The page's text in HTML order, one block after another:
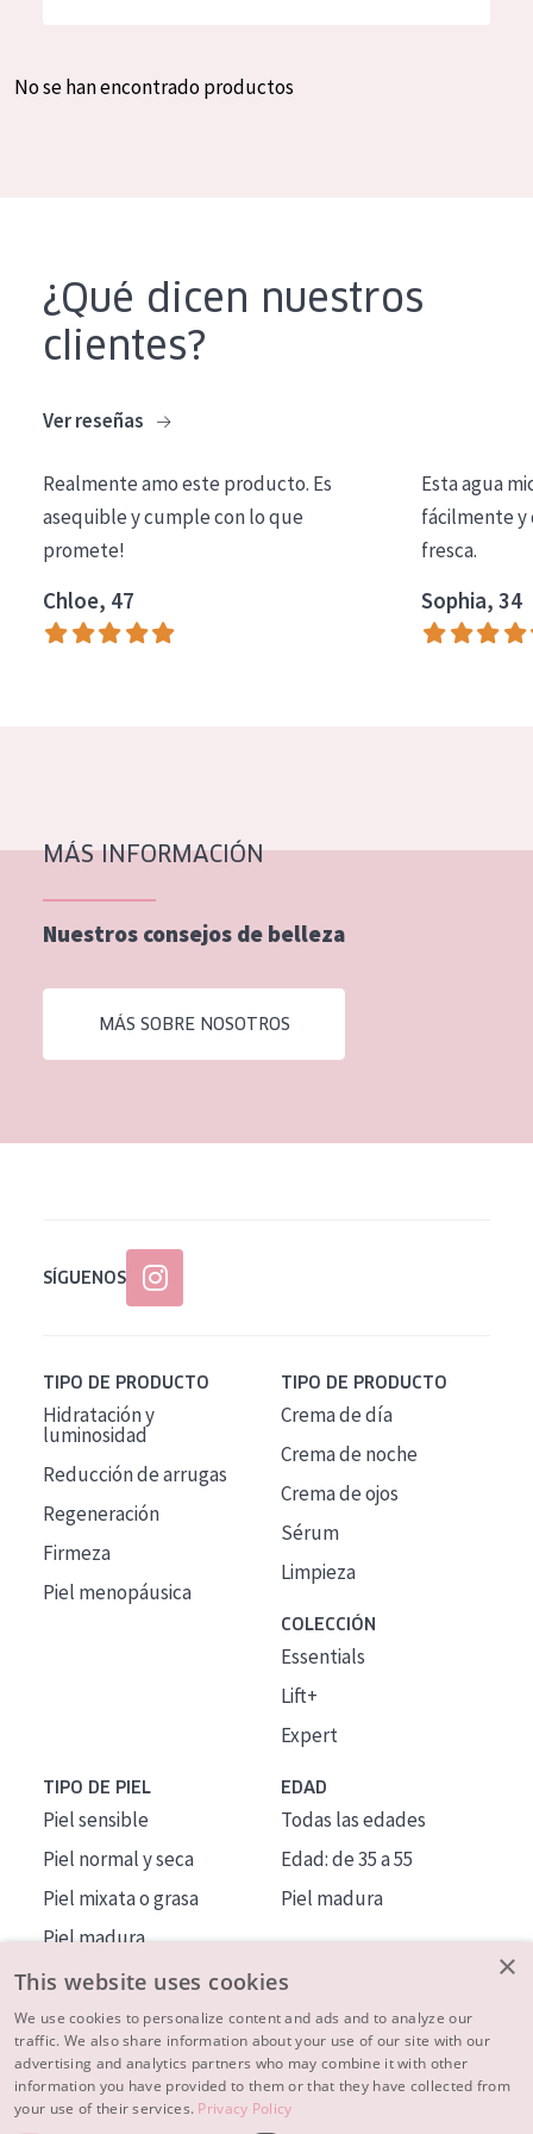
Crema de día
Crema de noche
Limpieza
COLECCIÓN
Essentials
Lift+
Piel normal y seca
Piel mixata o grasa
Piel madura
Piel expuesta al sol
Piel menopáusica
Todas las edades
Spanish
No se han encontrado productos
¿Qué dicen nuestros
clientes?
Ver reseñas
Realmente amo este producto. Es
asequible y cumple con lo que
promete!
Chloe, 47
Esta agua
fácilmente y
fresca.
Sophia, 34
MÁS INFORMACIÓN
Nuestros consejos de belleza
MÁS SOBRE NOSOTROS
SÍGUENOS
TIPO DE PRODUCTO
Hidratación y
luminosidad
Reducción de arrugas
Regeneración
Firmeza
Piel menopáusica
TIPO DE PRODUCTO
Crema de día
Crema de noche
Crema de ojos
Sérum
Limpieza
COLECCIÓN
Essentials
Lift+
Expert
TIPO DE PIEL
Piel sensible
Piel normal y seca
Piel mixata o grasa
Piel madura
Piel expuesta al sol
Piel menopáusica
EDAD
Todas las edades
Edad: de 35 a 55
Piel madura
MÁS SOBRE NOSOTROS
INSPIRACIÓN
×
This website uses cookies
We use cookies to personalize content and ads and to analyze our
traffic. We also share information about your use of our site with our
advertising and analytics partners who may combine it with other
information you have provided to them or that they have collected from
your use of their services. Privacy Policy